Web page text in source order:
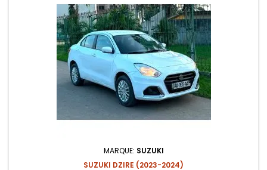
MARQUE: SUZUKI
SUZUKI DZIRE (2023-2024)